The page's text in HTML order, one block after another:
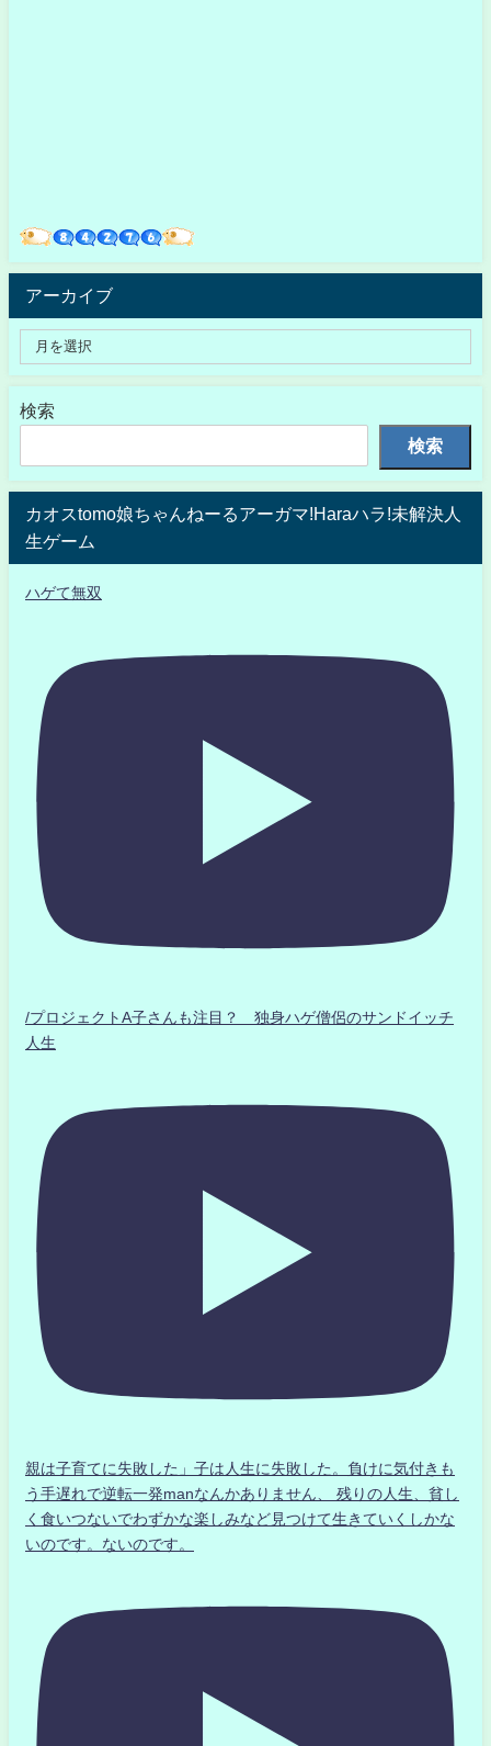
アーカイブ
検索
検索
カオスtomo娘ちゃんねーるアーガマ!Haraハラ!未解決人
生ゲーム
ハゲて無双
/プロジェクトA子さんも注目？ 独身ハゲ僧侶のサンドイッチ
人生
親は子育てに失敗した」子は人生に失敗した。負けに気付きも
う手遅れで逆転一発manなんかありません、 残りの人生、貧し
く食いつないでわずかな楽しみなど見つけて生きていくしかな
いのです。ないのです。